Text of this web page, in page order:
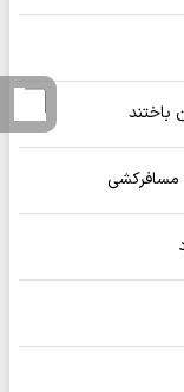
مسافرکشی